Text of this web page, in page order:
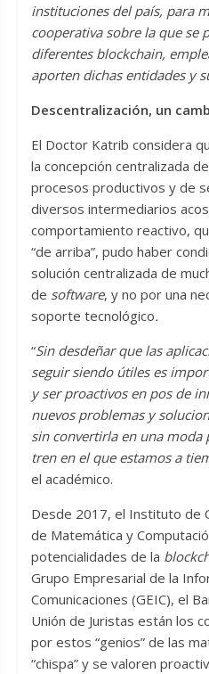
instituciones del país, para
cooperativa sobre la que se
diferentes blockchain,
aporten dichas entidades y
Descentralización, un
El Doctor Katrib considera
la concepción centralizada
procesos productivos y de
diversos intermediarios
comportamiento reactivo,
“de arriba”, pudo haber
solución centralizada de
de software, y no por una
soporte tecnológico.
“Sin desdeñar que las
seguir siendo útiles es
y ser proactivos en pos de
nuevos problemas y
sin convertirla en una moda
tren en el que estamos a
el académico.
Desde 2017, el Instituto de
de Matemática y
potencialidades de la
Grupo Empresarial de la
Comunicaciones (GEIC), el
Unión de Juristas están los
por estos “genios” de las
“chispa” y se valoren